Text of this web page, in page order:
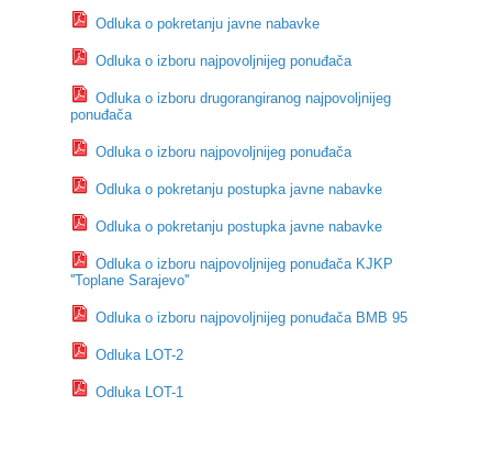
Odluka o pokretanju javne nabavke
Odluka o izboru najpovoljnijeg ponuđača
Odluka o izboru drugorangiranog najpovoljnijeg
ponuđača
Odluka o izboru najpovoljnijeg ponuđača
Odluka o pokretanju postupka javne nabavke
Odluka o pokretanju postupka javne nabavke
Odluka o izboru najpovoljnijeg ponuđača KJKP
''Toplane Sarajevo''
Odluka o izboru najpovoljnijeg ponuđača BMB 95
Odluka LOT-2
Odluka LOT-1